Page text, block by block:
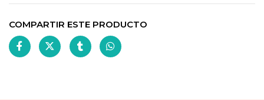
COMPARTIR ESTE PRODUCTO